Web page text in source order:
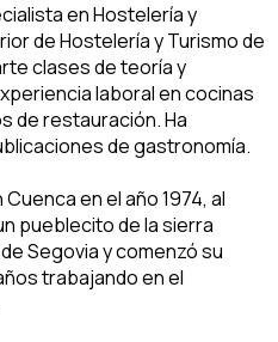
en Hostelería y
de Hostelería y Turismo de
clases de teoría y
laboral en cocinas
de restauración. Ha
de gastronomía.
en el año 1974, al
pueblecito de la sierra
Segovia y comenzó su
trabajando en el